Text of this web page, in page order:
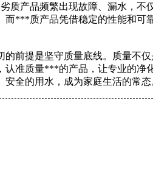
产品频繁出现故障、漏水，
***质产品凭借稳定的性能和
前提是坚守质量底线。质量不
准质量***的产品，让专业的
全的用水，成为家庭生活的常态